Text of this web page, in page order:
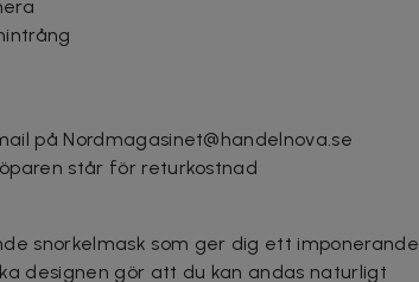
på Nordmagasinet@handelnova.se
står för returkostnad
snorkelmask som ger dig ett imponerande
designen gör att du kan andas naturligt